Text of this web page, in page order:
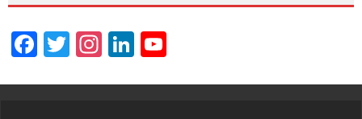
Facebook
Twitter
Instagram
LinkedIn